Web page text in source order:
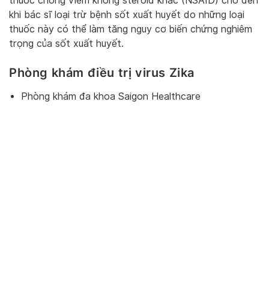
khi bác sĩ loại trừ bệnh sốt xuất huyết do những loại
thuốc này có thể làm tăng nguy cơ biến chứng nghiêm
trọng của sốt xuất huyết.
Phòng khám điều trị virus Zika
Phòng khám đa khoa Saigon Healthcare